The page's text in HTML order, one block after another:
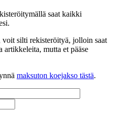
saat kaikki
voit silti rekisteröityä, jolloin saat
mutta et pääse
maksuton koejakso tästä.